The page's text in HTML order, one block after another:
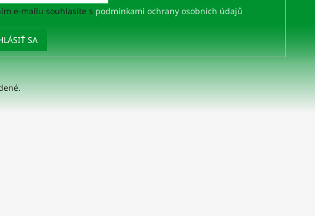
e-mailu souhlasíte s podmínkami ochrany osobních údajů
SA